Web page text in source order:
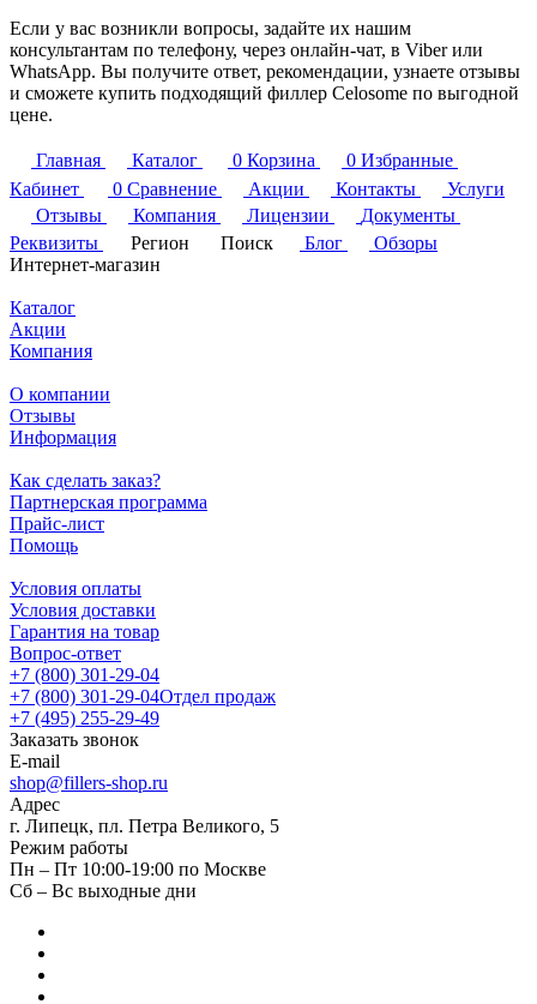
Если у вас возникли вопросы, задайте их нашим
консультантам по телефону, через онлайн-чат, в Viber или
WhatsApp. Вы получите ответ, рекомендации, узнаете отзывы
и сможете купить подходящий филлер Celosome по выгодной
цене.
Главная Каталог 0 Корзина 0 Избранные
Кабинет
0 Сравнение Акции Контакты
Услуги
Отзывы
Компания Лицензии
Документы
Реквизиты
Регион Поиск Блог
Обзоры
Интернет-магазин
Каталог
Акции
Компания
О компании
Отзывы
Информация
Как сделать заказ?
Партнерская программа
Прайс-лист
Помощь
Условия оплаты
Условия доставки
Гарантия на товар
Вопрос-ответ
+7 (800) 301-29-04
+7 (800) 301-29-04Отдел продаж
+7 (495) 255-29-49
Заказать звонок
E-mail
shop@fillers-shop.ru
Адрес
г. Липецк, пл. Петра Великого, 5
Режим работы
Пн – Пт 10:00-19:00 по Москве
Сб – Вс выходные дни